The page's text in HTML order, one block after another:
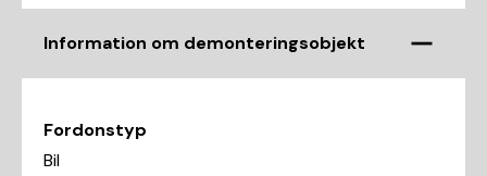
Information om demonteringsobjekt
Fordonstyp
Bil